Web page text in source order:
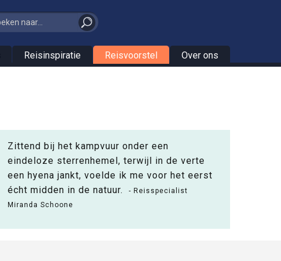
Reisinspiratie Reisvoorstel Over ons
Zittend bij het kampvuur onder een
eindeloze sterrenhemel, terwijl in de verte
een hyena jankt, voelde ik me voor het eerst
écht midden in de natuur.
- Reisspecialist
Miranda Schoone